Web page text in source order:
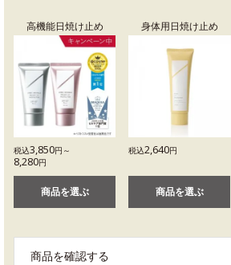
高機能日焼け止め
税込3,850円～
8,280円
商品を選ぶ
身体用日焼け止め
税込2,640円
商品を選ぶ
商品を確認する